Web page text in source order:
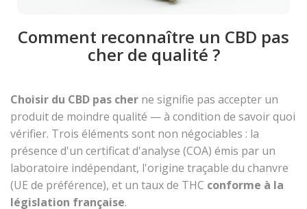
Comment reconnaître un CBD pas
cher de qualité ?
Choisir du CBD pas cher ne signifie pas accepter un
produit de moindre qualité — à condition de savoir quoi
vérifier. Trois éléments sont non négociables : la
présence d'un certificat d'analyse (COA) émis par un
laboratoire indépendant, l'origine traçable du chanvre
(UE de préférence), et un taux de THC conforme à la
législation française.